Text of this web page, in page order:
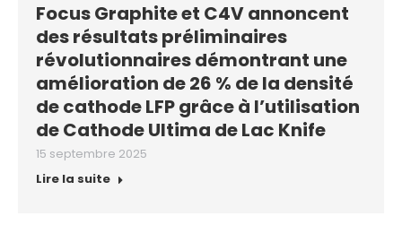
Focus Graphite et C4V annoncent
des résultats préliminaires
révolutionnaires démontrant une
amélioration de 26 % de la densité
de cathode LFP grâce à l’utilisation
de Cathode Ultima de Lac Knife
15 septembre 2025
Lire la suite